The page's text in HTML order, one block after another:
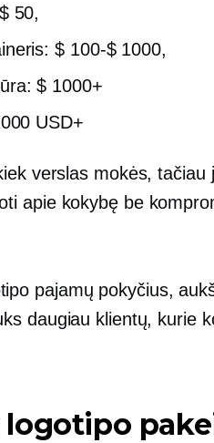
50,
$ 100-$ 1000,
$ 1000+
USD+
verslas mokės, tačiau
apie kokybę be
pajamų pokyčius,
daugiau klientų, kurie